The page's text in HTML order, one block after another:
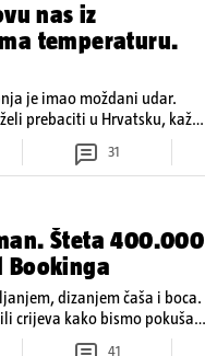
nas iz
temperaturu.
je imao moždani udar.
prebaciti u Hrvatsku, kažu
'Imamo 72 sata'
31
Šteta 400.000
Bookinga
dizanjem čaša i boca.
crijeva kako bismo pokušali
41